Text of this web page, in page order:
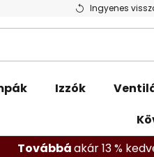
Ingyenes
Izzók
Továbbáakár 13 %